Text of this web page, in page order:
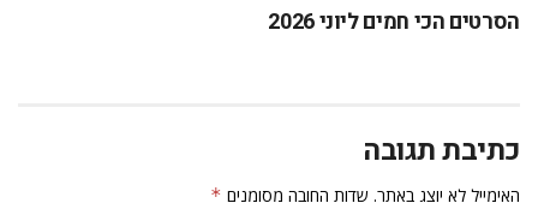
הסרטים הכי חמים ליוני 2026
כתיבת תגובה
האימייל לא יוצג באתר. שדות החובה מסומנים *